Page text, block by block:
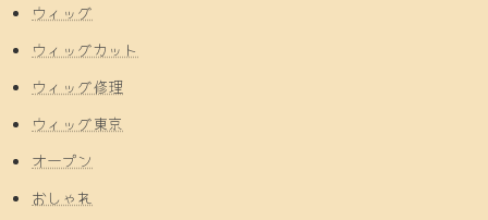
ウィッグ
ウィッグカット
ウィッグ修理
ウィッグ東京
オープン
おしゃれ